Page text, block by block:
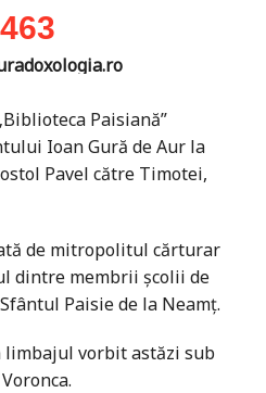
Paisiană”
Ioan Gură de Aur la
Pavel către Timotei,
de mitropolitul cărturar
dintre membrii școlii de
Paisie de la Neamț.
limbajul vorbit astăzi sub